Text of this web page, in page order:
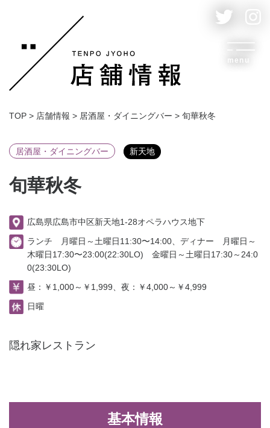
menu
TOP > 店舗情報 > 居酒屋・ダイニングバー > 旬華秋冬
居酒屋・ダイニングバー 新天地
旬華秋冬
広島県広島市中区新天地1-28オペラハウス地下
ランチ 月曜日～土曜日11:30〜14:00、ディナー 月曜日～
木曜日17:30〜23:00(22:30LO) 金曜日～土曜日17:30～24:0
0(23:30LO)
昼：￥1,000～￥1,999、夜：￥4,000～￥4,999
日曜
隠れ家レストラン
基本情報